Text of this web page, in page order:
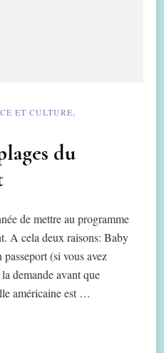
ET CULTURE
du
de mettre au programme
A cela deux raisons: Baby
(si vous avez
demande avant que
américaine est …